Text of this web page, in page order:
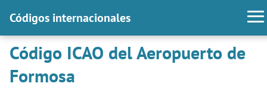
Códigos internacionales
Código ICAO del Aeropuerto de
Formosa